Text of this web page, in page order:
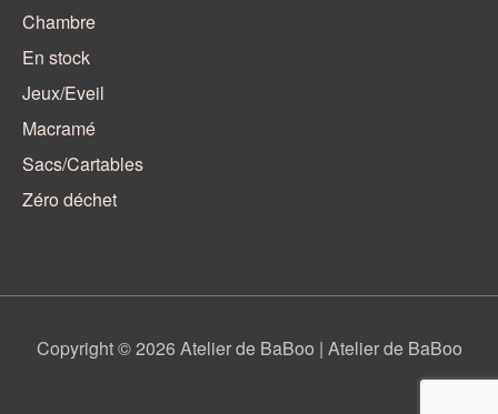
Chambre
En stock
Jeux/Eveil
Macramé
Sacs/Cartables
Zéro déchet
Copyright © 2026 Atelier de BaBoo | Atelier de BaBoo